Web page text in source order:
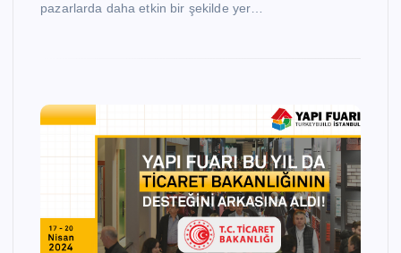
pazarlarda daha etkin bir şekilde yer…